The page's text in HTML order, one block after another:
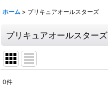
ホーム > プリキュアオールスターズ
プリキュアオールスターズ
0件